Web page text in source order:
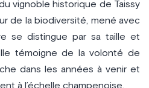
vignoble historique de Taissy
de la biodiversité, mené avec
se distingue par sa taille et
témoigne de la volonté de
dans les années à venir et
à l’échelle champenoise.